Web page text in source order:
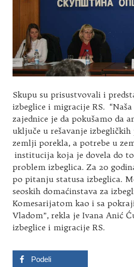
Skupu su prisustvovali i
izbeglice i migracije RS.
zajednice je da pokušamo da
uključe u rešavanje
zemlji porekla, a potrebe u
institucija koja je dovela do
problem izbeglica. Za 20
po pitanju statusa izbeglica.
seoskih domaćinstava za
Komesarijatom kao i sa
Vladom”, rekla je Ivana Anić
izbeglice i migracije RS.
Podeli